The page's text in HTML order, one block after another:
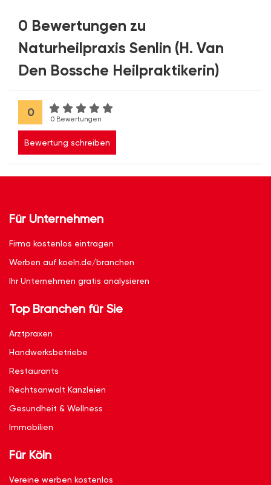
0 Bewertungen zu
Naturheilpraxis Senlin (H. Van
Den Bossche Heilpraktikerin)
0
0 Bewertungen
Bewertung schreiben
Für Unternehmen
Firma kostenlos eintragen
Werben auf koeln.de/branchen
Ihr Unternehmen gratis analysieren
Top Branchen für Sie
Arztpraxen
Handwerksbetriebe
Restaurants
Rechtsanwalt Kanzleien
Gesundheit & Wellness
Immobilien
Für Köln
Vereine werben kostenlos